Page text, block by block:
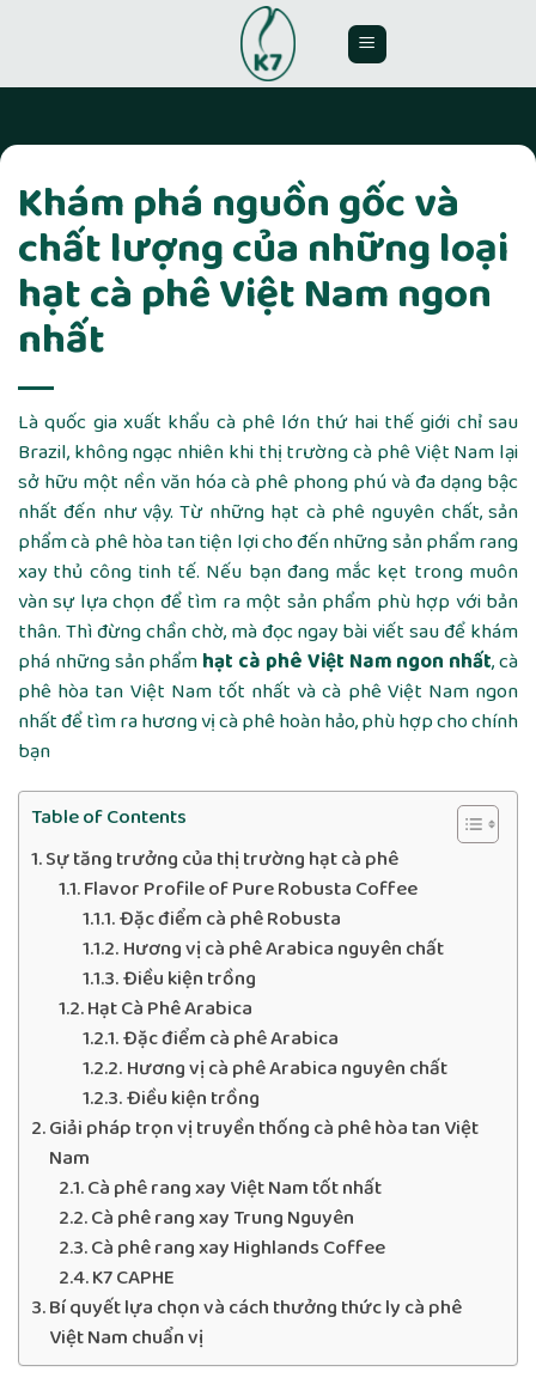
Khám phá nguồn gốc và
chất lượng của những loại
hạt cà phê Việt Nam ngon
nhất
Là quốc gia xuất khẩu cà phê lớn thứ hai thế giới chỉ sau
Brazil, không ngạc nhiên khi thị trường cà phê Việt Nam lại
sở hữu một nền văn hóa cà phê phong phú và đa dạng bậc
nhất đến như vậy. Từ những hạt cà phê nguyên chất, sản
phẩm cà phê hòa tan tiện lợi cho đến những sản phẩm rang
xay thủ công tinh tế. Nếu bạn đang mắc kẹt trong muôn
vàn sự lựa chọn để tìm ra một sản phẩm phù hợp với bản
thân. Thì đừng chần chờ, mà đọc ngay bài viết sau để khám
phá những sản phẩmhạt cà phê Việt Nam ngon nhất, cà
phê hòa tan Việt Nam tốt nhất và cà phê Việt Nam ngon
nhất để tìm ra hương vị cà phê hoàn hảo, phù hợp cho chính
bạn
Table of Contents
Sự tăng trưởng của thị trường hạt cà phê
Flavor Profile of Pure Robusta Coffee
Đặc điểm cà phê Robusta
Hương vị cà phê Arabica nguyên chất
Điều kiện trồng
Hạt Cà Phê Arabica
Đặc điểm cà phê Arabica
Hương vị cà phê Arabica nguyên chất
Điều kiện trồng
Giải pháp trọn vị truyền thống cà phê hòa tan Việt
Nam
Cà phê rang xay Việt Nam tốt nhất
Cà phê rang xay Trung Nguyên
Cà phê rang xay Highlands Coffee
K7 CAPHE
Bí quyết lựa chọn và cách thưởng thức ly cà phê
Việt Nam chuẩn vị